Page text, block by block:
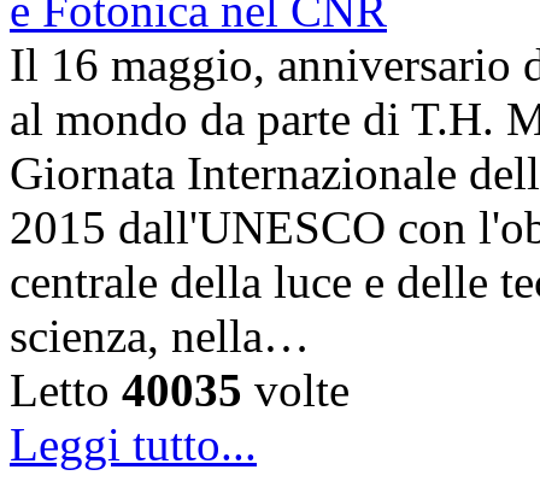
Il 16 maggio, anniversario
al mondo da parte di T.H.
Giornata Internazionale
2015 dall'UNESCO con
centrale della luce e delle
scienza, nella…
Letto 40035 volte
Leggi tutto...